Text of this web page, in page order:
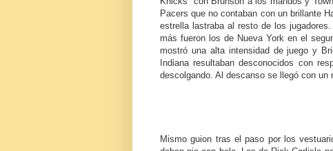
Pacers que no contaban con un brillante
estrella lastraba al resto de los
más fueron los de Nueva York en el
mostró una alta intensidad de juego y
Indiana resultaban desconocidos con
descolgando. Al descanso se llegó con un
Mismo guion tras el paso por los